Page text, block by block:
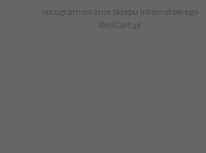
oprogramowanie sklepu internetowego
RedCart.pl